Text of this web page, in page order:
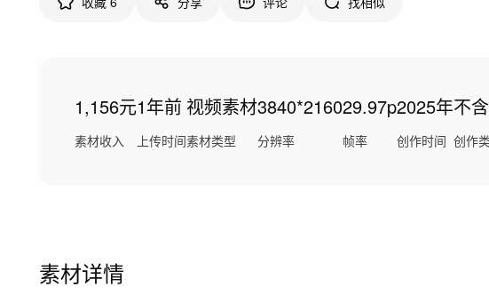
1,156元
素材收入
1年前
上传时间
视频素材
素材类型
3840*2160
分辨率
29.97p
帧率
2025年
创作时间
不
创作
素材详情